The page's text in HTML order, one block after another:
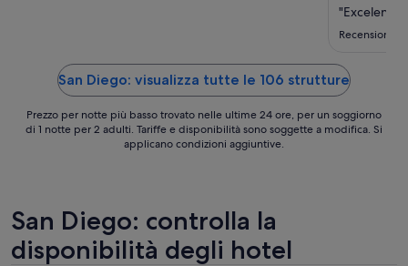
ago
"Excelente
Recensione
San Diego: visualizza tutte le 106 strutture
Prezzo per notte più basso trovato nelle ultime 24 ore, per un soggiorno
di 1 notte per 2 adulti. Tariffe e disponibilità sono soggette a modifica. Si
applicano condizioni aggiuntive.
San Diego: controlla la
disponibilità degli hotel